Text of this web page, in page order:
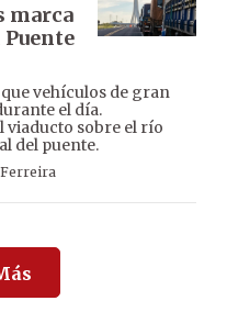
marca
vehículos de gran
el día.
viaducto sobre el río
del puente.